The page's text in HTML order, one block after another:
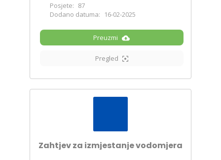
Posjete: 87
Dodano datuma:
16-02-2025
Preuzmi
Pregled
Zahtjev za izmjestanje vodomjera